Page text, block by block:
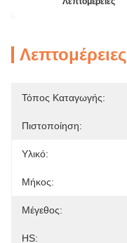
Λεπτομέρειες
Τόπος Καταγωγής:
Πιστοποίηση:
Υλικό:
Μήκος:
Μέγεθος:
HS: